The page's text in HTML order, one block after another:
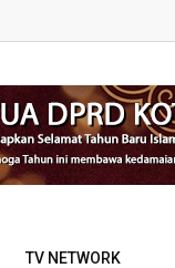
TV NETWORK